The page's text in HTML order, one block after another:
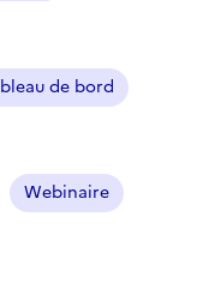
de bord
Webinaire